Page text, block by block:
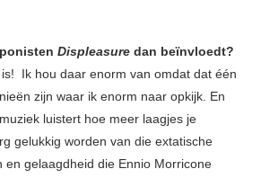
Displeasure dan beïnvloedt?
Ik hou daar enorm van omdat dat één
zijn waar ik enorm naar opkijk. En
luistert hoe meer laagjes je
gelukkig worden van die extatische
en gelaagdheid die Ennio Morricone